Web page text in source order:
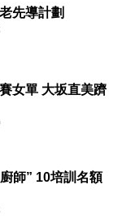
先導計劃
女單 大坂直美躋
師” 10培訓名額